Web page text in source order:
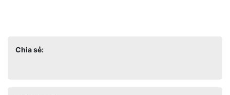
Chia sẻ: